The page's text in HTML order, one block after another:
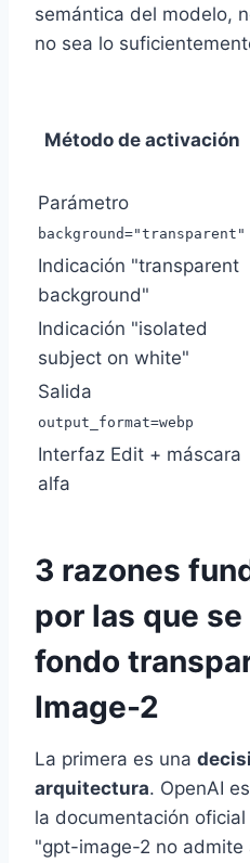
semántica del modelo,
no sea lo
Método de activación
Parámetro
background="transparent"
Indicación "transparent
background"
Indicación "isolated
subject on white"
Salida
output_format=webp
Interfaz Edit + máscara
alfa
3 razones
por las que
fondo
Image-2
La primera es una
arquitectura. OpenAI
la documentación
"gpt-image-2 no